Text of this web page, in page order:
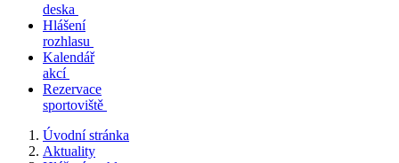
deska
Hlášení
rozhlasu
Kalendář
akcí
Rezervace
sportoviště
Úvodní stránka
Aktuality